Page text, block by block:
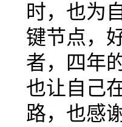
时，也为
键节点，
者，四年
也让自己
路，也感